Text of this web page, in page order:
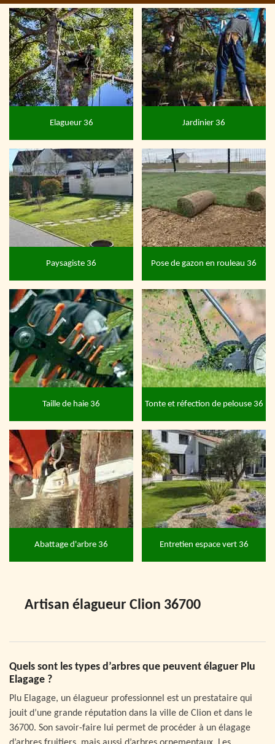
Elagueur 36 Jardinier 36
Paysagiste 36 Pose de gazon en rouleau 36
Taille de haie 36 Tonte et réfection de pelouse 36
Abattage d'arbre 36 Entretien espace vert 36
Artisan élagueur Clion 36700
Quels sont les types d’arbres que peuvent élaguer Plu
Elagage ?
Plu Elagage, un élagueur professionnel est un prestataire qui
jouit d’une grande réputation dans la ville de Clion et dans le
36700. Son savoir-faire lui permet de procéder à un élagage